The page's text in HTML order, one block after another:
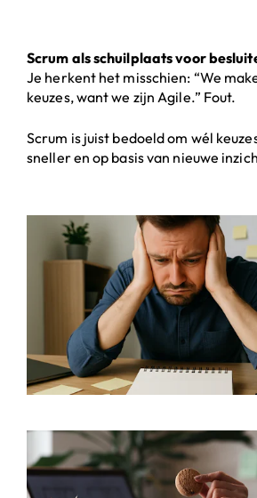
Scrum als schuilplaats voor
Je herkent het misschien: “We
keuzes, want we zijn Agile.” Fout.
Scrum is juist bedoeld om wél
sneller en op basis van nieuwe